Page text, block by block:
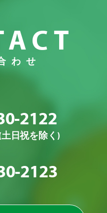
わせ
2122
日祝を除く)
2123